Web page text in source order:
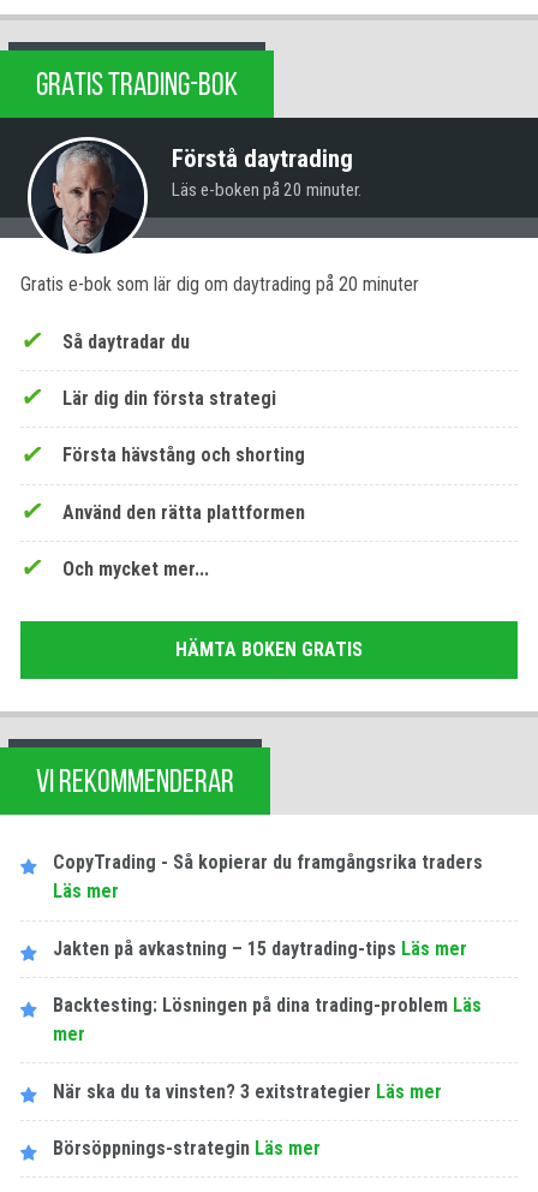
GRATIS TRADING-BOK
Förstå daytrading
Läs e-boken på 20 minuter.
Gratis e-bok som lär dig om daytrading på 20 minuter
Så daytradar du
Lär dig din första strategi
Första hävstång och shorting
Använd den rätta plattformen
Och mycket mer...
HÄMTA BOKEN GRATIS
VI REKOMMENDERAR
CopyTrading - Så kopierar du framgångsrika traders
Läs mer
Jakten på avkastning – 15 daytrading-tips Läs mer
Backtesting: Lösningen på dina trading-problem Läs
mer
När ska du ta vinsten? 3 exitstrategier Läs mer
Börsöppnings-strategin Läs mer